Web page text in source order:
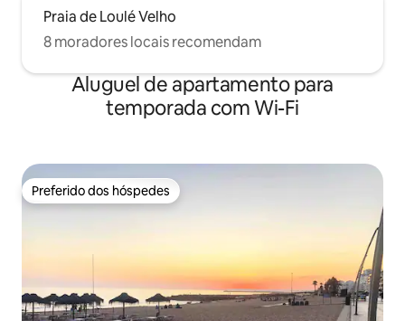
Praia de Loulé Velho
8 moradores locais recomendam
Aluguel de apartamento para
temporada com Wi-Fi
Preferido dos hóspedes
Preferido dos hóspedes